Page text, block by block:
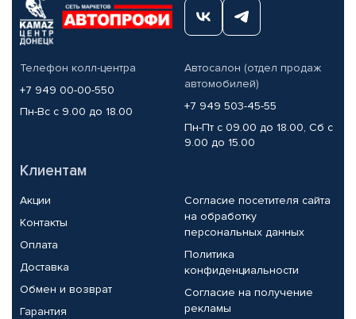
Телефон колл-центра
+7 949 00-00-550
Пн-Вс с 9.00 до 18.00
Автосалон (отдел продаж
автомобилей)
+7 949 503-45-55
Пн-Пт с 09.00 до 18.00, Сб с
9.00 до 15.00
Клиентам
Акции
Контакты
Оплата
Доставка
Обмен и возврат
Гарантия
Согласие посетителя сайта
на обработку
персональных данных
Политика
конфиденциальности
Согласие на получение
рекламы